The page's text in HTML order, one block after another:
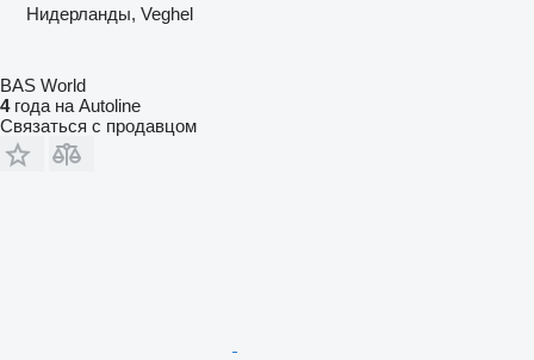
Нидерланды, Veghel
BAS World
4года на Autoline
Связаться с продавцом